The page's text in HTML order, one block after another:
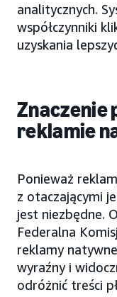
analitycznych.
współczynniki
uzyskania
Znaczenie
reklamie
Ponieważ
z otaczającymi
jest niezbędne.
Federalna
reklamy
wyraźny i
odróżnić treści